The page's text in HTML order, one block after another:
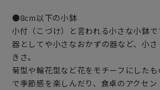
●8cm以下の小鉢
小付（こづけ）と言われる小さな小鉢
器としてや小さなおかずの器など、小
きさ。
菊型や輪花型など花をモチーフにした
で季節感を楽しんだり、食卓のアクセン